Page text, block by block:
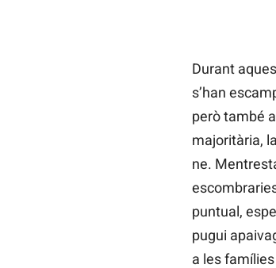
Durant
s’han
però també
majoritària,
ne.
puntual,
pugui
a les